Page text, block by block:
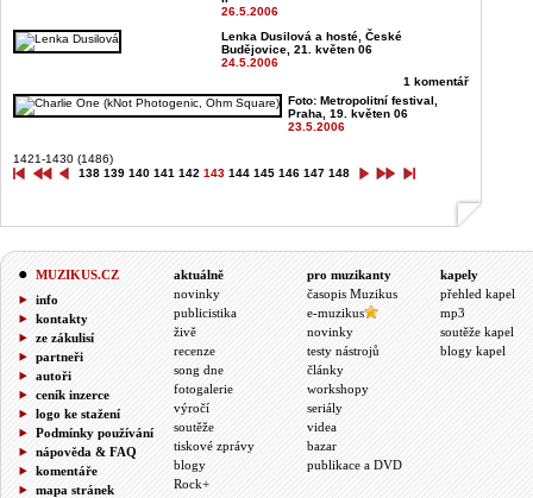
26.5.2006
Lenka Dusilová a hosté, České
Budějovice, 21. květen 06
24.5.2006
1 komentář
Foto: Metropolitní festival,
Praha, 19. květen 06
23.5.2006
1421-1430 (1486)
138 139 140 141 142 143 144 145 146 147 148
MUZIKUS.CZ
info
kontakty
ze zákulisí
partneři
autoři
ceník inzerce
logo ke stažení
Podmínky používání
nápověda & FAQ
komentáře
mapa stránek
aktuálně
novinky
publicistika
živě
recenze
song dne
fotogalerie
výročí
soutěže
tiskové zprávy
blogy
Rock+
pro muzikanty
časopis Muzikus
e-muzikus
novinky
testy nástrojů
články
workshopy
seriály
videa
bazar
publikace a DVD
kapely
přehled kapel
mp3
soutěže kapel
blogy kapel